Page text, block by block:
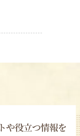
貸してください。